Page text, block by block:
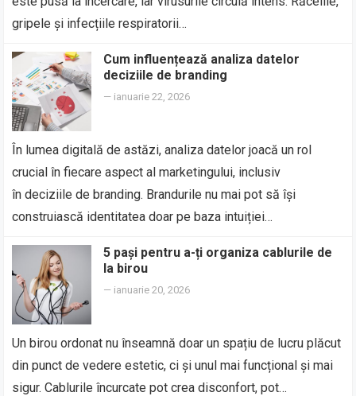
gripele și infecțiile respiratorii…
Cum influențează analiza datelor
deciziile de branding
— ianuarie 22, 2026
În lumea digitală de astăzi, analiza datelor joacă un rol
crucial în fiecare aspect al marketingului, inclusiv
în deciziile de branding. Brandurile nu mai pot să își
construiască identitatea doar pe baza intuiției…
5 pași pentru a-ți organiza cablurile de
la birou
— ianuarie 20, 2026
Un birou ordonat nu înseamnă doar un spațiu de lucru plăcut
din punct de vedere estetic, ci și unul mai funcțional și mai
sigur. Cablurile încurcate pot crea disconfort, pot…